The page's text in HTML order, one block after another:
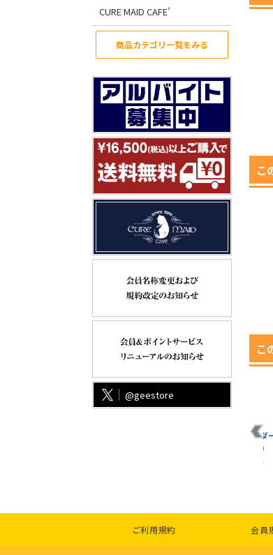
CURE MAID CAFE’
商品カテゴリ一覧をみる
@geestore
こ
こ
フリクリ ショルダ
トート Ver2.0
¥2,200（税込）
ご利用規約 会員